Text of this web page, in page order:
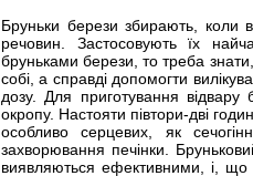
Бруньки берези збирають, коли
речовин. Застосовують їх
бруньками берези, то треба
собі, а справді допомогти
дозу. Для приготування
окропу. Настояти півтори-дві
особливо серцевих, як
захворювання печінки.
виявляються ефективними, і, що